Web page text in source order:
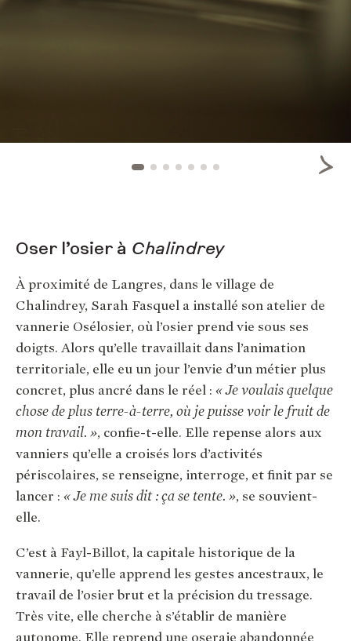
Oser l’osier à Chalindrey
À proximité de Langres, dans le village de
Chalindrey, Sarah Fasquel a installé son atelier de
vannerie Osélosier, où l’osier prend vie sous ses
doigts. Alors qu’elle travaillait dans l’animation
territoriale, elle eu un jour l’envie d’un métier plus
concret, plus ancré dans le réel : « Je voulais quelque
chose de plus terre-à-terre, où je puisse voir le fruit de
mon travail. », confie-t-elle. Elle repense alors aux
vanniers qu’elle a croisés lors d’activités
périscolaires, se renseigne, interroge, et finit par se
lancer : « Je me suis dit : ça se tente. », se souvient-
elle.
C’est à Fayl-Billot, la capitale historique de la
vannerie, qu’elle apprend les gestes ancestraux, le
travail de l’osier brut et la précision du tressage.
Très vite, elle cherche à s’établir de manière
autonome. Elle reprend une oseraie abandonnée